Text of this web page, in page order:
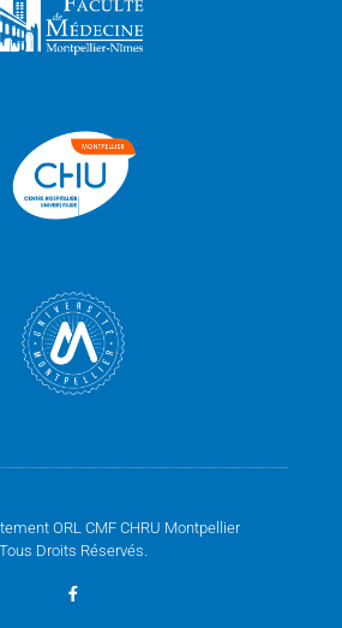
ORL CMF CHRU Montpellier
Tous Droits Réservés.